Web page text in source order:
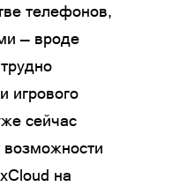
телефонов,
— вроде
игрового
сейчас
возможности
на